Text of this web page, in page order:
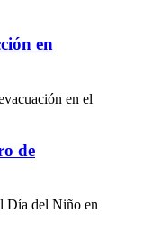
en
de